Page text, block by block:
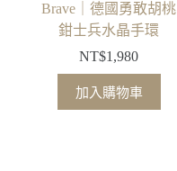
Brave｜德國勇敢胡桃
鉗士兵水晶手環
NT$1,980
加入購物車